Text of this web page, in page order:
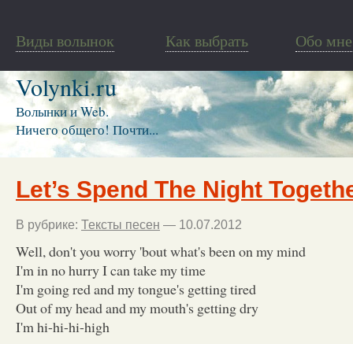
Виды волынок Как выбрать Обо мне
Volynki.ru
Волынки и Web.
Ничего общего! Почти...
Let’s Spend The Night
В рубрике: Тексты песен — 10.07.2012
Well, don't you worry 'bout what's been on my mind
I'm in no hurry I can take my time
I'm going red and my tongue's getting tired
Out of my head and my mouth's getting dry
I'm hi-hi-hi-high